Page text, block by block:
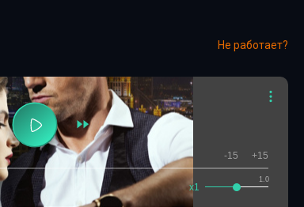
Не работает?
1.0
x1
-15 +15